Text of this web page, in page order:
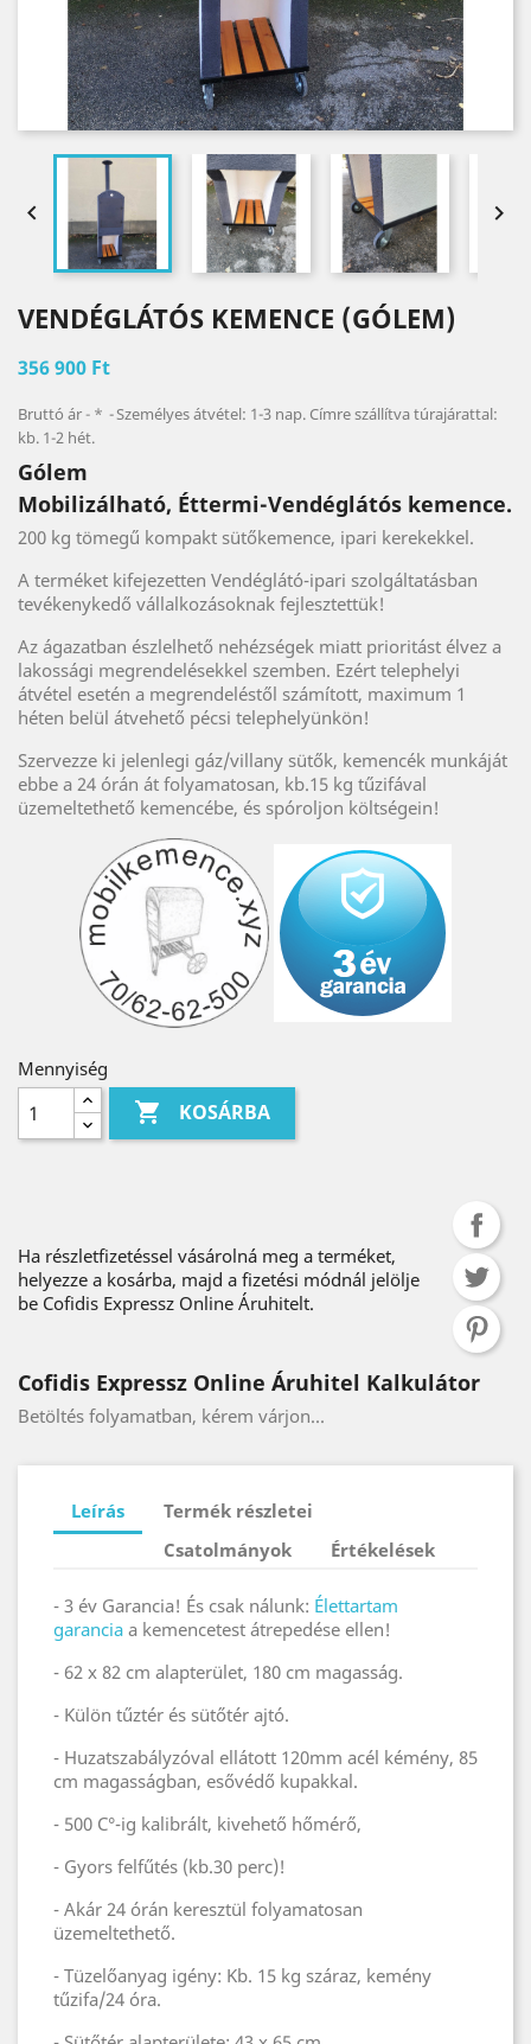
 
VENDÉGLÁTÓS KEMENCE (GÓLEM)
356 900 Ft
Bruttó ár *
Személyes átvétel: 1-3 nap. Címre szállítva túrajárattal:
kb. 1-2 hét.
Gólem
Mobilizálható, Éttermi-Vendéglátós kemence.
200 kg tömegű kompakt sütőkemence, ipari kerekekkel.
A terméket kifejezetten Vendéglátó-ipari szolgáltatásban
tevékenykedő vállalkozásoknak fejlesztettük!
Az ágazatban észlelhető nehézségek miatt prioritást élvez a
lakossági megrendelésekkel szemben. Ezért telephelyi
átvétel esetén a megrendeléstől számított, maximum 1
héten belül átvehető pécsi telephelyünkön!
Szervezze ki jelenlegi gáz/villany sütők, kemencék munkáját
ebbe a 24 órán át folyamatosan, kb.15 kg tűzifával
üzemeltethető kemencébe, és spóroljon költségein!
Mennyiség
 KOSÁRBA
Ha részletfizetéssel vásárolná meg a terméket,
helyezze a kosárba, majd a fizetési módnál jelölje
be Cofidis Expressz Online Áruhitelt.
Cofidis Expressz Online Áruhitel Kalkulátor
Betöltés folyamatban, kérem várjon...
Leírás
Termék részletei
Csatolmányok
Értékelések
- 3 év Garancia! És csak nálunk: Élettartam
garancia a kemencetest átrepedése ellen!
- 62 x 82 cm alapterület, 180 cm magasság.
- Külön tűztér és sütőtér ajtó.
- Huzatszabályzóval ellátott 120mm acél kémény, 85
cm magasságban, esővédő kupakkal.
- 500 C°-ig kalibrált, kivehető hőmérő,
- Gyors felfűtés (kb.30 perc)!
- Akár 24 órán keresztül folyamatosan
üzemeltethető.
- Tüzelőanyag igény: Kb. 15 kg száraz, kemény
tűzifa/24 óra.